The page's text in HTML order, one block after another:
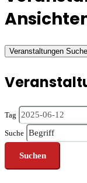
Veranstaltungen
Tag
Suche